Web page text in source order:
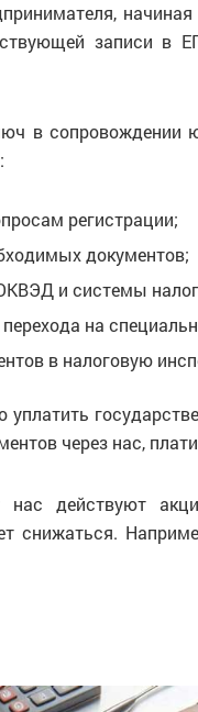
записи в
в сопровождении
регистрации;
документов;
и системы
на
в налоговую
через нас,
нас действуют
снижаться.